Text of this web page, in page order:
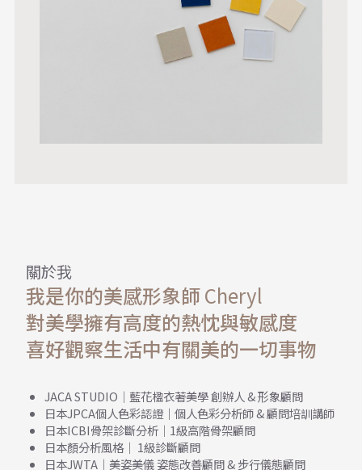
關於我
我是你的美感形象師Cheryl
對美學擁有高度的熱忱與敏感度
喜好觀察生活中有關美的一切事物
JACA STUDIO｜藍花楹衣著美學 創辦人 & 形象顧問
日本JPCA個人色彩認證｜個人色彩分析師 & 顧問培訓講師
日本ICBI骨架診斷分析｜1級高階骨架顧問
日本顏分析風格｜ 1級診斷顧問
日本JWTA｜美姿美儀 姿態改善顧問 & 步行儀態顧問